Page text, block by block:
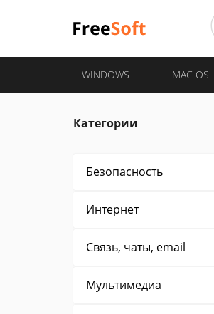
WINDOWS MAC OS
Категории
Безопасность
Интернет
Связь, чаты, email
Мультимедиа